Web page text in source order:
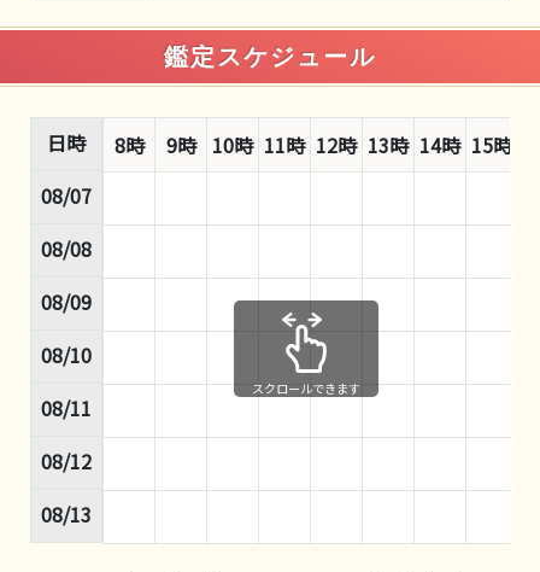
鑑定スケジュール
日時
08/07
08/08
08/09
08/10
08/11
08/12
08/13
8時 9時 10時 11時 12時 13時 14時 15時
スクロールできます